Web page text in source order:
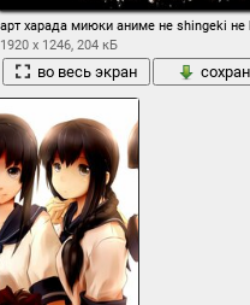
арт харада миюки аниме не shingeki
1920 x 1246, 204 кБ
во весь экран